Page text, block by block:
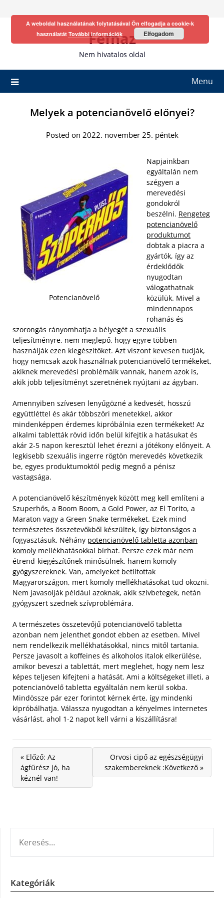
Fefhaz
Nem hivatalos oldal
Menu
Melyek a potencianövelő előnyei?
Posted on 2022. november 25. péntek
Potencianövelő
Napjainkban
egyáltalán nem
szégyen a
merevedési
gondokról
beszélni. Rengeteg
potencianövelő
produktumot
dobtak a piacra a
gyártók, így az
érdeklődők
nyugodtan
válogathatnak
közülük. Mivel a
mindennapos
rohanás és
szorongás rányomhatja a bélyegét a szexuális
teljesítményre, nem meglepő, hogy egyre többen
használják ezen kiegészítőket. Azt viszont kevesen tudják,
hogy nemcsak azok használnak potencianövelő termékeket,
akiknek merevedési problémáik vannak, hanem azok is,
akik jobb teljesítményt szeretnének nyújtani az ágyban.
Amennyiben szívesen lenyűgözné a kedvesét, hosszú
együttléttel és akár többszöri menetekkel, akkor
mindenképpen érdemes kipróbálnia ezen termékeket! Az
alkalmi tabletták rövid időn belül kifejtik a hatásukat és
akár 2-5 napon keresztül lehet érezni a jótékony előnyeit. A
legkisebb szexuális ingerre rögtön merevedés következik
be, egyes produktumoktól pedig megnő a pénisz
vastagsága.
A potencianövelő készítmények között meg kell említeni a
Szuperhős, a Boom Boom, a Gold Power, az El Torito, a
Maraton vagy a Green Snake termékeket. Ezek mind
természetes összetevőkből készültek, így biztonságos a
fogyasztásuk. Néhány potencianövelő tabletta azonban
komoly mellékhatásokkal bírhat. Persze ezek már nem
étrend-kiegészítőnek minősülnek, hanem komoly
gyógyszereknek. Van, amelyeket betiltottak
Magyarországon, mert komoly mellékhatásokat tud okozni.
Nem javasolják például azoknak, akik szívbetegek, netán
gyógyszert szednek szívproblémára.
A természetes összetevőjű potencianövelő tabletta
azonban nem jelenthet gondot ebben az esetben. Mivel
nem rendelkezik mellékhatásokkal, nincs mitől tartania.
Persze javasolt a koffeines és alkoholos italok elkerülése,
amikor beveszi a tablettát, mert meglehet, hogy nem lesz
képes teljesen kifejteni a hatását. Ami a költségeket illeti, a
potencianövelő tabletta egyáltalán nem kerül sokba.
Mindössze pár ezer forintot kérnek érte, így mindenki
kipróbálhatja. Válassza nyugodtan a kényelmes internetes
vásárlást, ahol 1-2 napot kell várni a kiszállításra!
« Előző: Az
ágfűrész jó, ha
kéznél van!
Orvosi cipő az egészségügyi
szakembereknek :Következő »
Kategóriák
A weboldal használatának folytatásával Ön elfogadja a cookie-k
használatát További információk Elfogadom